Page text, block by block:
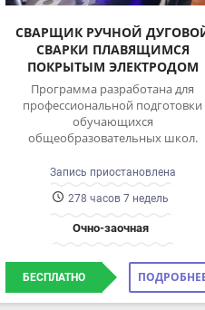
СВАРЩИК РУЧНОЙ ДУГОВОЙ
СВАРКИ ПЛАВЯЩИМСЯ
ПОКРЫТЫМ ЭЛЕКТРОДОМ
Программа разработана для
профессиональной подготовки
обучающихся
общеобразовательных школ.
Запись приостановлена
278 часов 7 недель
Очно-заочная